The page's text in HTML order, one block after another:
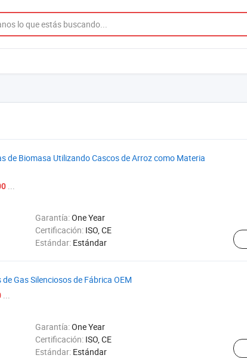
de Biomasa Utilizando Cascos de Arroz como Materia
...
Garantía:One Year
Certificación: ISO, CE
Estándar: Estándar
Gas Silenciosos de Fábrica OEM
...
Garantía:One Year
Certificación: ISO, CE
Estándar: Estándar